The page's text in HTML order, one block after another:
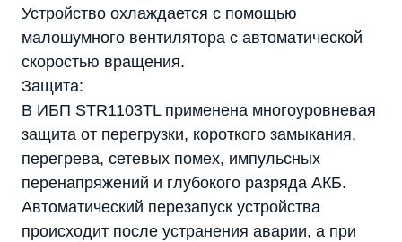
Устройство охлаждается с помощью
малошумного вентилятора с автоматической
скоростью вращения.
Защита:
В ИБП STR1103TL применена многоуровневая
защита от перегрузки, короткого замыкания,
перегрева, сетевых помех, импульсных
перенапряжений и глубокого разряда АКБ.
Автоматический перезапуск устройства
происходит после устранения аварии, а при